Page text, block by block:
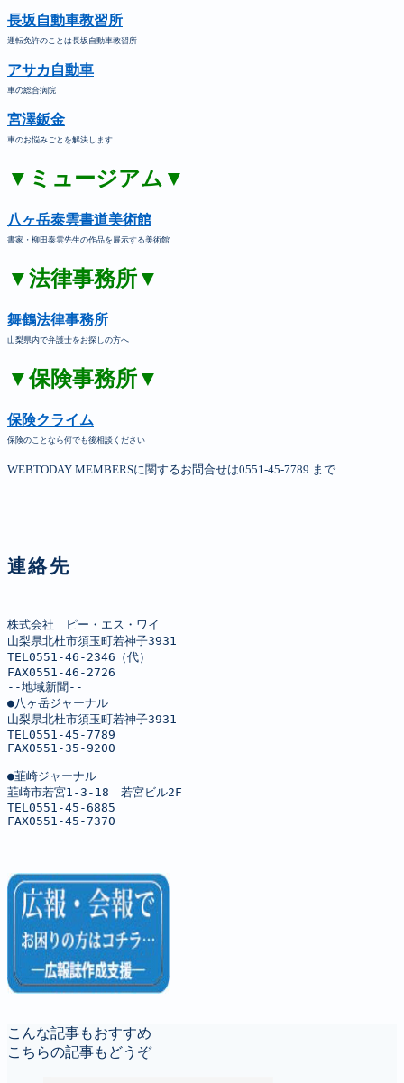
長坂自動車教習所
運転免許のことは長坂自動車教習所
アサカ自動車
車の総合病院
宮澤鈑金
車のお悩みごとを解決します
▼ミュージアム▼
八ヶ岳泰雲書道美術館
書家・柳田泰雲先生の作品を展示する美術館
▼法律事務所▼
舞鶴法律事務所
山梨県内で弁護士をお探しの方へ
▼保険事務所▼
保険クライム
保険のことなら何でも後相談ください
WEBTODAY MEMBERSに関するお問合せは0551-45-7789 まで
連絡先
株式会社　ピー・エス・ワイ
山梨県北杜市須玉町若神子3931
TEL0551-46-2346（代）
FAX0551-46-2726
--地域新聞--
●八ヶ岳ジャーナル
山梨県北杜市須玉町若神子3931
TEL0551-45-7789
FAX0551-35-9200
●韮崎ジャーナル
韮崎市若宮1-3-18　若宮ビル2F
TEL0551-45-6885
FAX0551-45-7370
こんな記事もおすすめ
こちらの記事もどうぞ